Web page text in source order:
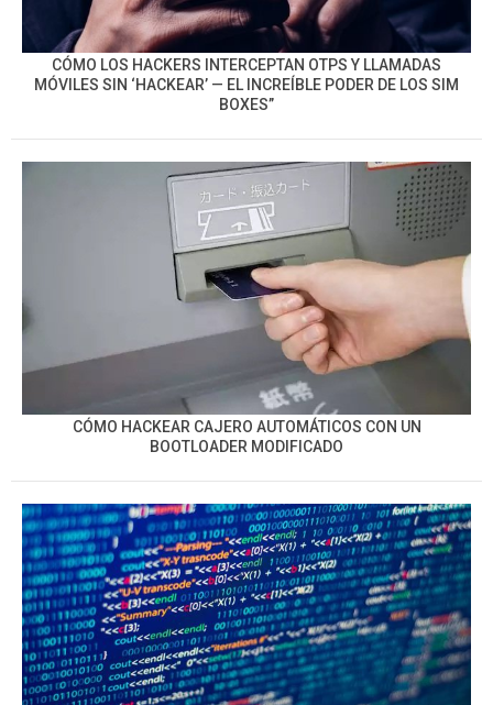
CÓMO LOS HACKERS INTERCEPTAN OTPS Y LLAMADAS
MÓVILES SIN ‘HACKEAR’ — EL INCREÍBLE PODER DE LOS SIM
BOXES”
CÓMO HACKEAR CAJERO AUTOMÁTICOS CON UN
BOOTLOADER MODIFICADO